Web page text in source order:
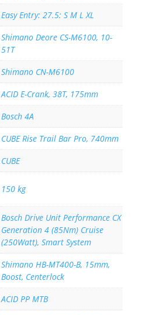
Easy Entry: 27.5: S M L XL
Shimano Deore CS-M6100, 10-
51T
Shimano CN-M6100
ACID E-Crank, 38T, 175mm
Bosch 4A
CUBE Rise Trail Bar Pro, 740mm
CUBE
150 kg
Bosch Drive Unit Performance CX
Generation 4 (85Nm) Cruise
(250Watt), Smart System
Shimano HB-MT400-B, 15mm,
Boost, Centerlock
ACID PP MTB